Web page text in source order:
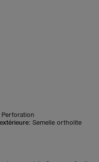
Perforation
: Semelle ortholite